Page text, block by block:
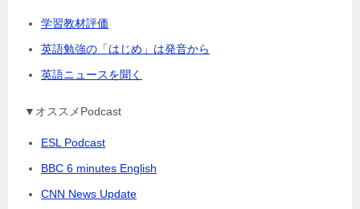
学習教材評価
英語勉強の「はじめ」は発音から
英語ニュースを聞く
▼オススメPodcast
ESL Podcast
BBC 6 minutes English
CNN News Update